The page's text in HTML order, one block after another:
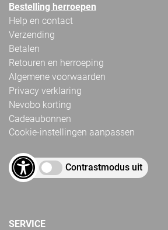
Bestelling herroepen
Help en contact
Verzending
Betalen
Retouren en herroeping
Algemene voorwaarden
Privacy verklaring
Nevobo korting
Cadeaubonnen
Cookie-instellingen aanpassen
Contrastmodus uit
SERVICE